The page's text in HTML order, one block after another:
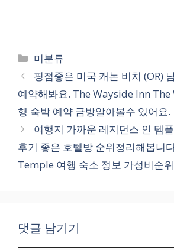
카
테
고
리
미분류
평점좋은 미국 캐논 비치 (OR)
예약해봐요. The Wayside Inn
행 숙박 예약 금방알아볼수 있어요.
여행지 가까운 레지던스 인 템
후기 좋은 호텔방 순위정리해봅니
Temple 여행 숙소 정보 가성비순위
댓글 남기기